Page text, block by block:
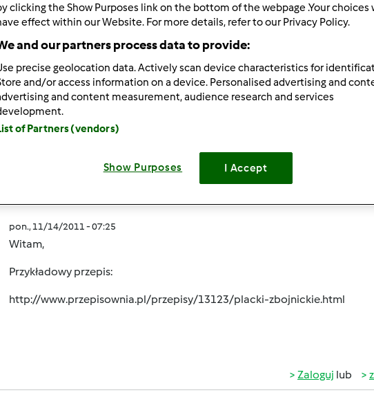
pon., 11/14/2011 - 07:21
szukam przepisu na placki ziemniaczane do gulaszu
pon., 11/14/2011 - 07:25
Witam,
Przykładowy przepis:
http://www.przepisownia.pl/przepisy/13123/placki-zbojnickie.html
Zaloguj lub
clicking the Show Purposes link on the bottom of the webpage .Your choices
effect within our Website. For more details, refer to our Privacy Policy.
and our partners process data to provide:
precise geolocation data. Actively scan device characteristics for
and/or access information on a device. Personalised advertising and
and content measurement, audience research and services
of Partners (vendors)
Show Purposes I Accept